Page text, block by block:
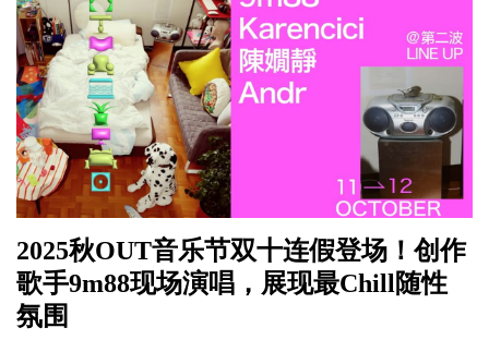
2025秋OUT音乐节双十连假登场！创作
歌手9m88现场演唱，展现最Chill随性
氛围